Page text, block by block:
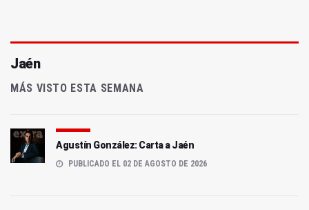
Jaén
MÁS VISTO ESTA SEMANA
Agustín González: Carta a Jaén
PUBLICADO EL 02 DE AGOSTO DE 2026